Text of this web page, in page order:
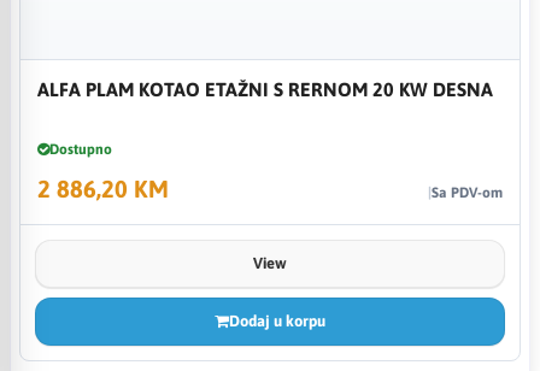
ALFA PLAM KOTAO ETAŽNI S RERNOM 20 KW DESNA
Dostupno
2 886,20 KM Sa PDV-om
View
Dodaj u korpu